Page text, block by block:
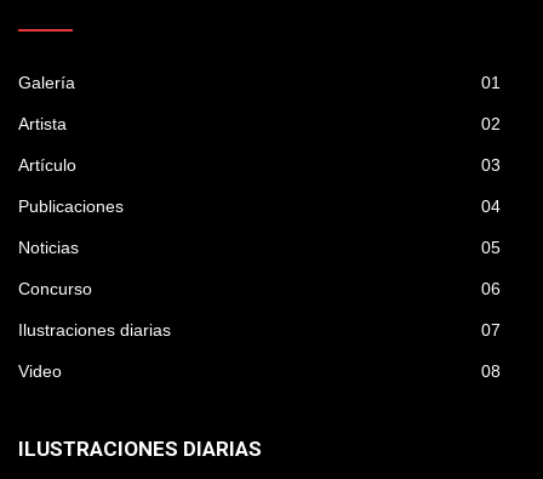
Galería 01
Artista 02
Artículo 03
Publicaciones 04
Noticias 05
Concurso 06
Ilustraciones diarias 07
Video 08
ILUSTRACIONES DIARIAS